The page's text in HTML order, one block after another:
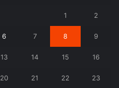
1 2
6 7 8 9
13 14 15 16
20 21 22 23